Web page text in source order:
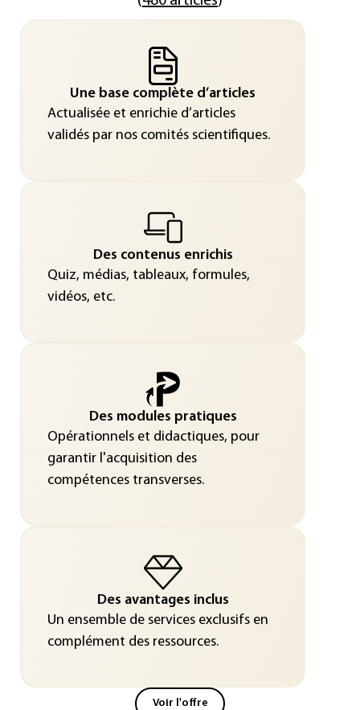
Une base complète d’articles
Actualisée et enrichie d’articles
validés par nos comités scientifiques.
Des contenus enrichis
Quiz, médias, tableaux, formules,
vidéos, etc.
Des modules pratiques
Opérationnels et didactiques, pour
garantir l'acquisition des
compétences transverses.
Des avantages inclus
Un ensemble de services exclusifs en
complément des ressources.
Voir l'offre